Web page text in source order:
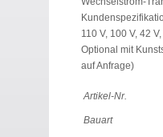
110 V, 100 V, 42
Optional mit
auf Anfrage)
Artikel-Nr.
Bauart